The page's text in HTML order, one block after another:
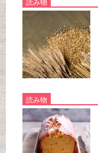
読み物
読み物